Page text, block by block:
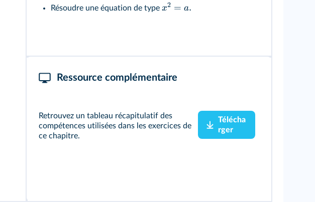
Résoudre une équation de type x2 = a.
Ressource complémentaire
Retrouvez un tableau récapitulatif des
compétences utilisées dans les exercices de
ce chapitre.
Télécha
rger